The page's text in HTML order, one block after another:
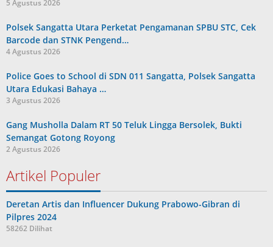
5 Agustus 2026
Polsek Sangatta Utara Perketat Pengamanan SPBU STC, Cek
Barcode dan STNK Pengend…
4 Agustus 2026
Police Goes to School di SDN 011 Sangatta, Polsek Sangatta
Utara Edukasi Bahaya …
3 Agustus 2026
Gang Musholla Dalam RT 50 Teluk Lingga Bersolek, Bukti
Semangat Gotong Royong
2 Agustus 2026
Artikel Populer
Deretan Artis dan Influencer Dukung Prabowo-Gibran di
Pilpres 2024
58262 Dilihat